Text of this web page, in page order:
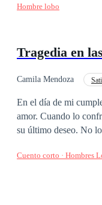
de Amelia estaba
ve arrojada a una
Hombre lobo
Tragedia en
Camila Mendoza
En el día de mi
amor. Cuando lo confronté, él simplemente dijo: —Victoria fue envenenada con acónito. Solo quise cumplirle
su último deseo. No lo
alma entre compañeros
Cuento corto · Hombres